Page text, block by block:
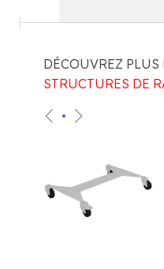
DÉCOUVREZ PLUS
STRUCTURES DE